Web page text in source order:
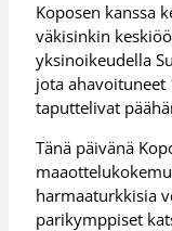
Koposen kanssa
väkisinkin
yksinoikeudella
jota
taputtelivat
Tänä päivänä
harmaaturkkisia
parikymppiset